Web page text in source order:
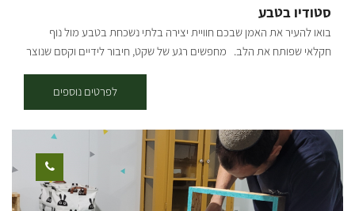
סטודיו בטבע
בואו להעיר את האמן שבכם חוויית יצירה בלתי נשכחת בטבע מול נוף
חקלאי שפותח את הלב. מחפשים רגע של שקט, חיבור לידיים וקסם שנוצר
אנחנו מזמינים אתכם להניח את הטלפונים בצד, להפשיל שרוולים ולהיכנס
לעולם של יצירה ורוגע. אצלנו כל אחד יכול להיות אמן – גם אם זו פעם
ראשונה שאתם נוגעים בחימר. מה מחכה לכם בסטודיו? אנחנו מציעים מגוון
רחב של סדנאות המשלבות טכניקות מסורתיות עם טאץ' מודרני: חוויית
יצירה אותנטית בחיק הטבע: צאו איתנו למסע יצירתי בשדות ובין עצי היער,
שם נאסף יחד חומרי גלם טבעיים ונעבוד אותם לכלים ויצירות ישירות
בשטח. פיסול בחימר: עבודה תרפויטית ומרגיעה עם חומר הגלם הכי קדום
לפרטים נוספים